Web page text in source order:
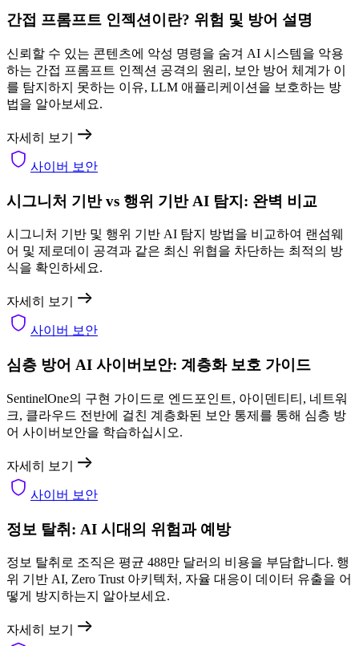
간접 프롬프트 인젝션이란? 위험 및 방어 설명
신뢰할 수 있는 콘텐츠에 악성 명령을 숨겨 AI 시스템을 악용
하는 간접 프롬프트 인젝션 공격의 원리, 보안 방어 체계가 이
를 탐지하지 못하는 이유, LLM 애플리케이션을 보호하는 방
법을 알아보세요.
자세히 보기
사이버 보안
시그니처 기반 vs 행위 기반 AI 탐지: 완벽 비교
시그니처 기반 및 행위 기반 AI 탐지 방법을 비교하여 랜섬웨
어 및 제로데이 공격과 같은 최신 위협을 차단하는 최적의 방
식을 확인하세요.
자세히 보기
사이버 보안
심층 방어 AI 사이버보안: 계층화 보호 가이드
SentinelOne의 구현 가이드로 엔드포인트, 아이덴티티, 네트워
크, 클라우드 전반에 걸친 계층화된 보안 통제를 통해 심층 방
어 사이버보안을 학습하십시오.
자세히 보기
사이버 보안
정보 탈취: AI 시대의 위험과 예방
정보 탈취로 조직은 평균 488만 달러의 비용을 부담합니다. 행
위 기반 AI, Zero Trust 아키텍처, 자율 대응이 데이터 유출을 어
떻게 방지하는지 알아보세요.
자세히 보기